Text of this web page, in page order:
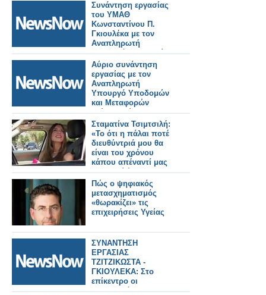
Συνάντηση εργασίας
του ΥΜΑΘ
Κωνσταντίνου Π.
Γκιουλέκα με τον
Αναπληρωτή
Υπουργό Υποδομών
και Μεταφορών
Γιώργο Κώτσηρα.
Αύριο συνάντηση
εργασίας με τον
Αναπληρωτή
Υπουργό Υποδομών
και Μεταφορών
Γιώργο Κώτσηρα θα
έχει ο Κωνσταντίνος
Γκιουλέκας.
Σταματίνα Τσιμτσιλή:
«Το ότι η πάλαι ποτέ
διευθύντριά μου θα
είναι του χρόνου
κάπου απέναντί μας
αποτελεί ένα
ιντριγκαδόρικο
σχέδιο»
Πώς ο ψηφιακός
μετασχηματισμός
«θωρακίζει» τις
επιχειρήσεις Υγείας
ΣΥΝΑΝΤΗΣΗ
ΕΡΓΑΣΙΑΣ
ΤΖΙΤΖΙΚΩΣΤΑ -
ΓΚΙΟΥΛΕΚΑ: Στο
επίκεντρο οι
προτεραιότητες της